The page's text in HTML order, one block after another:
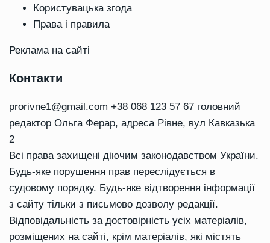
Користувацька згода
Права і правила
Реклама на сайті
Контакти
prorivne1@gmail.com +38 068 123 57 67 головний
редактор Ольга Ферар, адреса Рівне, вул Кавказька
2
Всі права захищені діючим законодавством України.
Будь-яке порушення прав переслідується в
судовому порядку. Будь-яке відтворення інформації
з сайту тільки з письмово дозволу редакції.
Відповідальність за достовірність усіх матеріалів,
розміщених на сайті, крім матеріалів, які містять